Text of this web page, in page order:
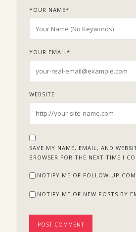
YOUR NAME*
YOUR EMAIL *
WEBSITE
SAVE MY NAME, EMAIL, AND
BROWSER FOR THE NEXT TIME I
NOTIFY ME OF FOLLOW-UP
NOTIFY ME OF NEW POSTS BY